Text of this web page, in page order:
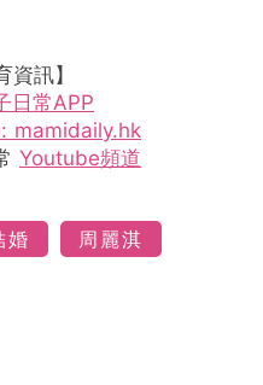
資訊】
日常APP
mamidaily.hk
Youtube頻道
婚 周麗淇